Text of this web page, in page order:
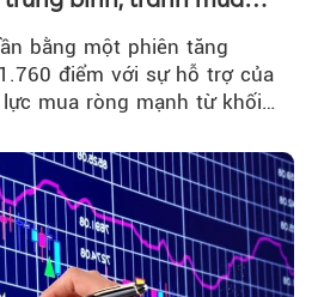
bằng một phiên tăng
điểm với sự hỗ trợ của
mua ròng mạnh từ khối